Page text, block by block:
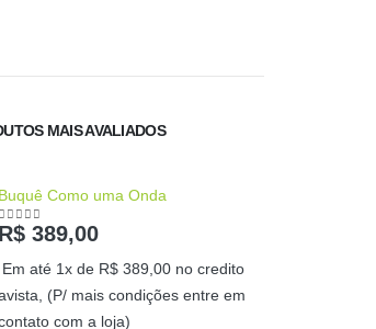
MAIS AVALIADOS
Buquê Como uma Onda
0out of 5
R$ 389,00
Em até 1x de R$ 389,00 no credito
(P/ mais condições entre em
com a loja)